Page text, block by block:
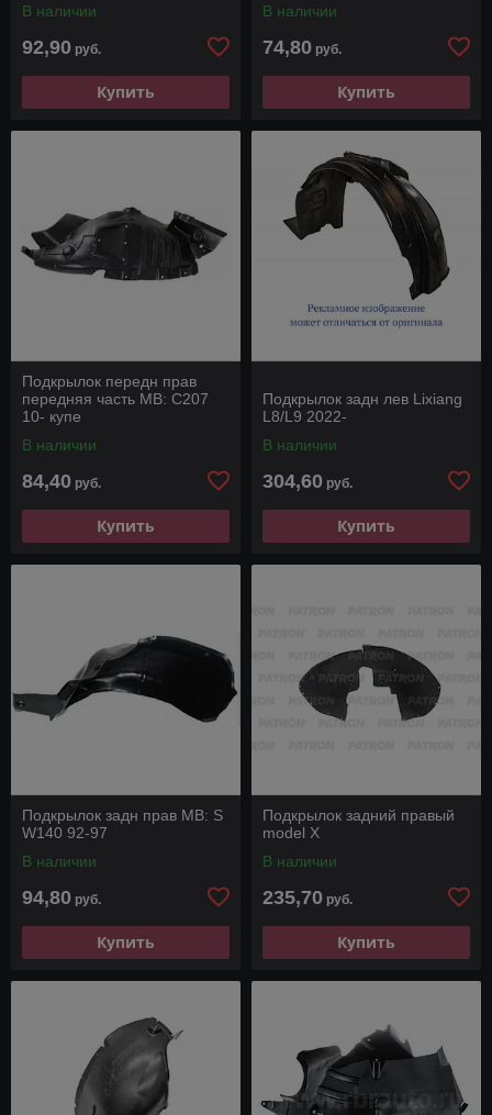
В наличии
92,90 руб.
Купить
В наличии
74,80 руб.
Купить
Подкрылок передн прав
передняя часть MB: C207
10- купе
В наличии
84,40 руб.
Купить
Подкрылок задн лев Lixiang
L8/L9 2022-
В наличии
304,60 руб.
Купить
Подкрылок задн прав MB: S
W140 92-97
В наличии
94,80 руб.
Купить
Подкрылок задний правый
model X
В наличии
235,70 руб.
Купить